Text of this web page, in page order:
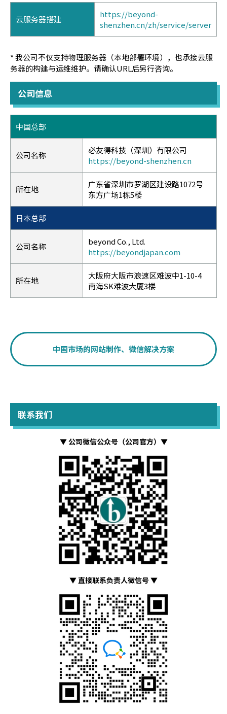
云服务器搭建
https://beyond-
shenzhen.cn/zh/service/server
* 我公司不仅支持物理服务器（本地部署环境），也承接云服
务器的构建与运维维护。请确认URL后另行咨询。
公司信息
中国总部
公司名称
必友得科技（深圳）有限公司
https://beyond-shenzhen.cn
所在地
广东省深圳市罗湖区建设路1072号
东方广场1栋5楼
日本总部
公司名称
beyond Co., Ltd.
https://beyondjapan.com
所在地
大阪府大阪市浪速区难波中1-10-4
南海SK难波大厦3楼
中国市场的网站制作、微信解决方案
联系我们
▼ 公司微信公众号（公司官方）▼
▼ 直接联系负责人微信号 ▼